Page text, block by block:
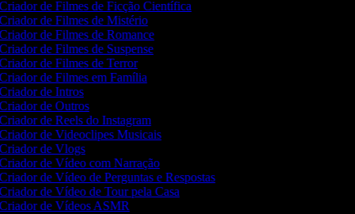
de Filmes de Ficção Científica
de Filmes de Mistério
de Filmes de Romance
de Filmes de Suspense
de Filmes de Terror
de Filmes em Família
de Intros
de Outros
de Reels do Instagram
de Videoclipes Musicais
de Vlogs
de Vídeo com Narração
de Vídeo de Perguntas e Respostas
de Vídeo de Tour pela Casa
de Vídeos ASMR